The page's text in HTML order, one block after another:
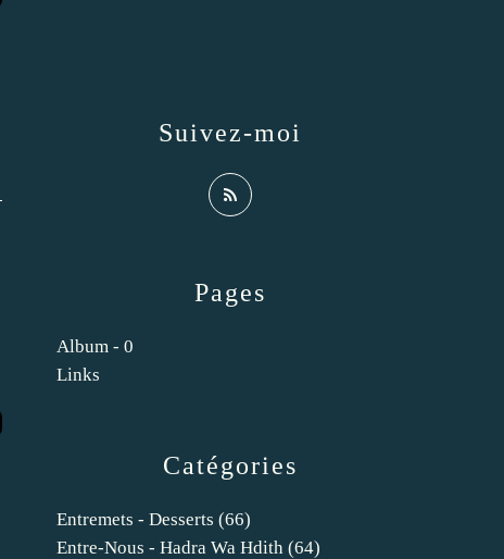
Catégories
Entremets - Desserts (66)
Entre-Nous - Hadra Wa Hdith (64)
Pages
Album - 0
Links
Suivez-moi